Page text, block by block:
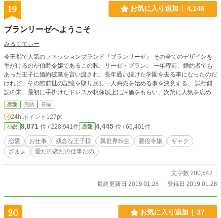
19 お気に入り追加 4,146
ブランリーゼへようこそ
みるくてぃー
今王都で人気のファッションブランド『ブランリーゼ』 その全てのデザインを
手がけるのが伯爵令嬢であるこの私、リーゼ・ブラン。 一年程前、婚約者でも
あった王子に婚約破棄を言い渡され、長年通い続けた学園を去る事になったのだ
けれど、その際前世の記憶を取り戻し一人商売を始める事を決意する。 試行錯
誤の末、最初に手掛けたドレスが想像以上に評価をもらい、次第に人気を広めて
いくことになるが、その時国を揺るがす大事件が起きてしまう。 やがて国は変
換の時を迎える事になるが、突然目の前に現れる元婚約者。一度は自分をフッた
相手をリーゼはどうするのか。 そして謎の青年との出会いで一度は捨て去った
恋心が再び蘇る。 【注意】恋愛要素が出てくるのは中盤辺りからになると思い
ます。最初から恋愛を読みたい方にはそぐわないかもしれません。 お仕事シリ
ーズの第二弾「ブランリーゼへようこそ」
恋愛 完結 長編
24h.ポイント 127pt
小説 9,871 位 / 228,941件 恋愛 4,445 位 / 66,401件
恋愛 お仕事 残念な王子様 異世界転生 悪役令嬢
ギャク
ざまぁ
愛だの恋だの仕事だの
文字数 200,542
最終更新日 2019.01.28
登録日 2019.01.28
20 お気に入り追加 37